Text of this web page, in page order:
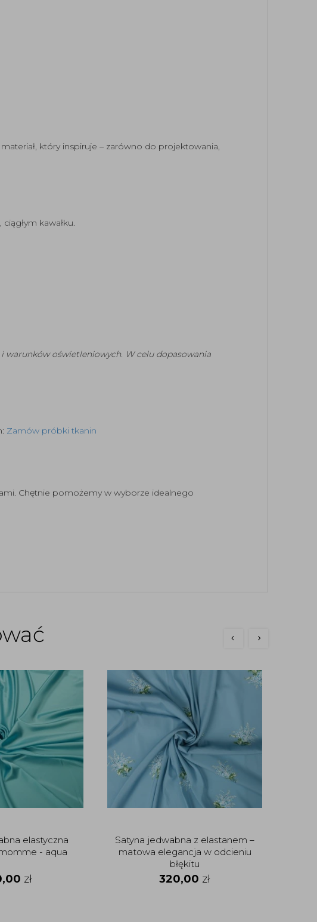
który inspiruje – zarówno do projektowania,
kawałku.
oświetleniowych. W celu dopasowania
Zamów próbki tkanin
Chętnie pomożemy w wyborze idealnego
elastyczna
- aqua
zł
Satyna jedwabna z elastanem –
matowa elegancja w odcieniu
błękitu
320,00 zł